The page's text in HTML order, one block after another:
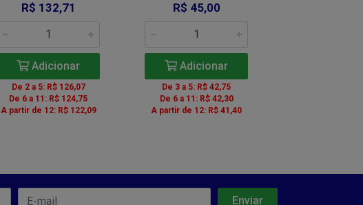
R$ 132,71
Adicionar
De 2 a 5: R$ 126,07
De 6 a 11: R$ 124,75
A partir de 12: R$ 122,09
R$ 45,00
Adicionar
De 3 a 5: R$ 42,75
De 6 a 11: R$ 42,30
A partir de 12: R$ 41,40